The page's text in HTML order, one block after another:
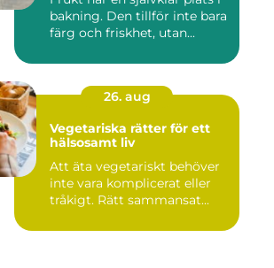
bakning. Den tillför inte bara
färg och friskhet, utan...
26. aug
Vegetariska rätter för ett
hälsosamt liv
Att äta vegetariskt behöver
inte vara komplicerat eller
tråkigt. Rätt sammansat...